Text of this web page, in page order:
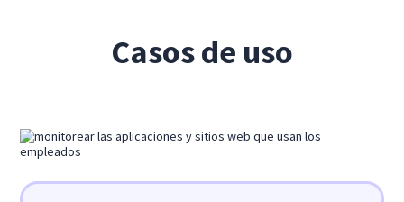
Casos de uso